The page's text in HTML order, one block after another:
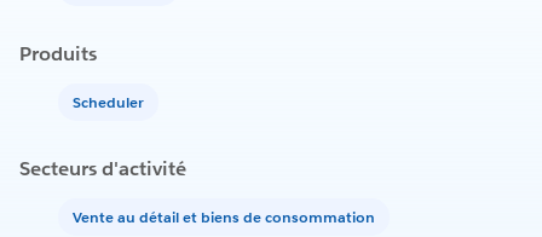
Produits
Scheduler
Secteurs d'activité
Vente au détail et biens de consommation